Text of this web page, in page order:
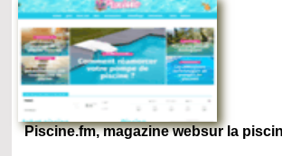
Piscine.fm, magazine websur la